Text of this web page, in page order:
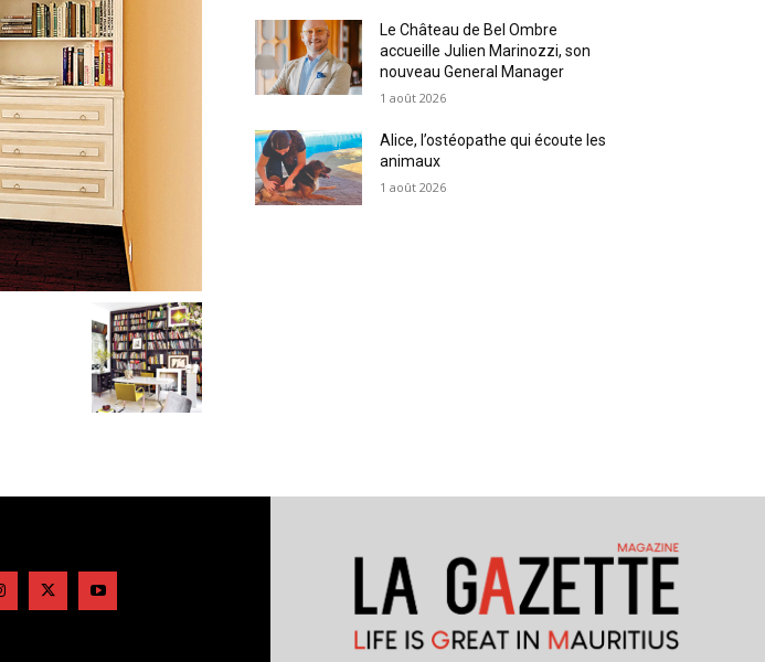
Le Château de Bel Ombre
accueille Julien Marinozzi, son
nouveau General Manager
1 août 2026
Alice, l’ostéopathe qui écoute les
animaux
1 août 2026